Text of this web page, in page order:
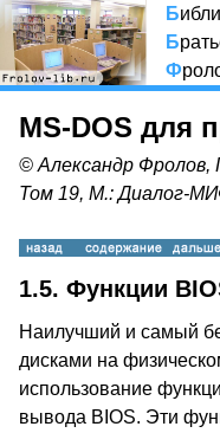
Б
Б
Ф
MS-DOS для
© Александр Фролов,
Том 19, М.: Диалог-
1.5. Функции
Наилучший и самый
дисками на
использование
вывода BIOS. Эти